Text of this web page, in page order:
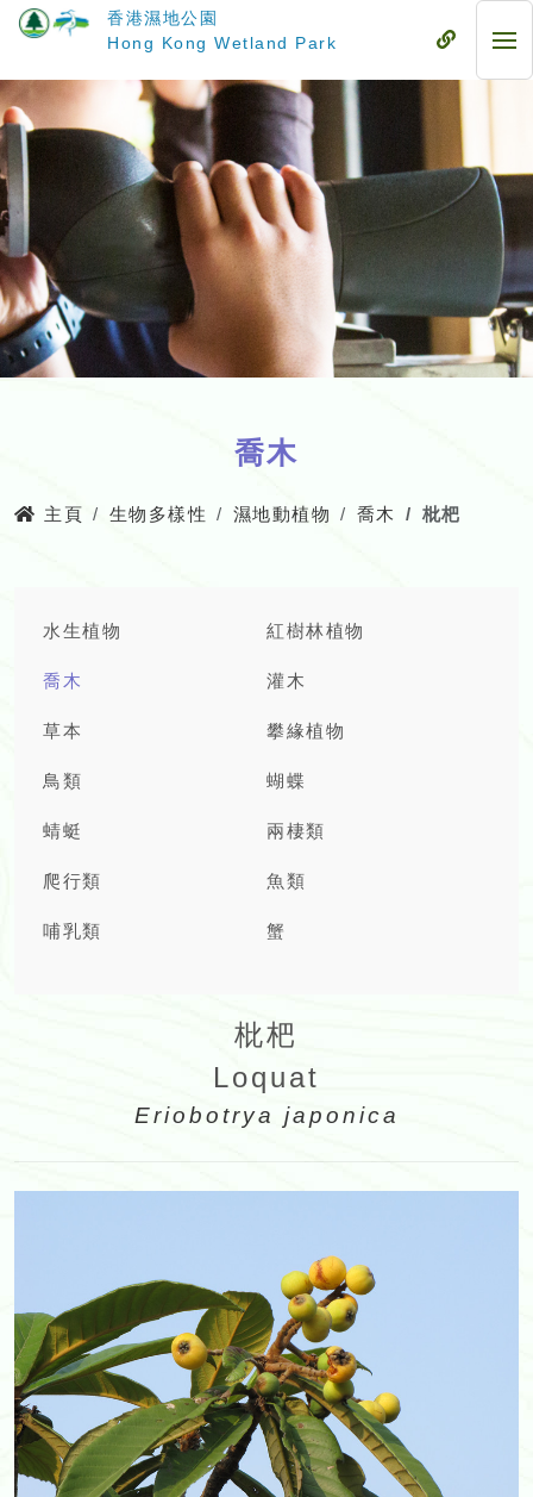
要
內
容
香港濕地公園
Hong Kong Wetland Park
流
流
動
喬木
主頁 生物多樣性 濕地動植物 喬木 枇杷
水生植物 紅樹林植物
喬木 灌木
草本 攀緣植物
鳥類 蝴蝶
蜻蜓 兩棲類
爬行類 魚類
哺乳類 蟹
枇杷
Loquat
Eriobotrya japonica